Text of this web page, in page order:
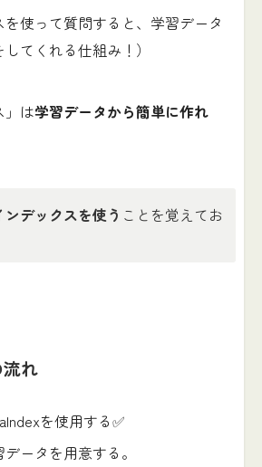
を使って質問すると、学習データ
てくれる仕組み！）
」は学習データから簡単に作れ
ンデックスを使う ことを覚えてお
れ
を使用する✅
データを用意する。